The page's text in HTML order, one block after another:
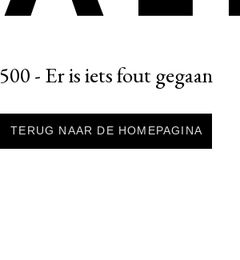
500 - Er is iets fout gegaan
TERUG NAAR DE HOMEPAGINA